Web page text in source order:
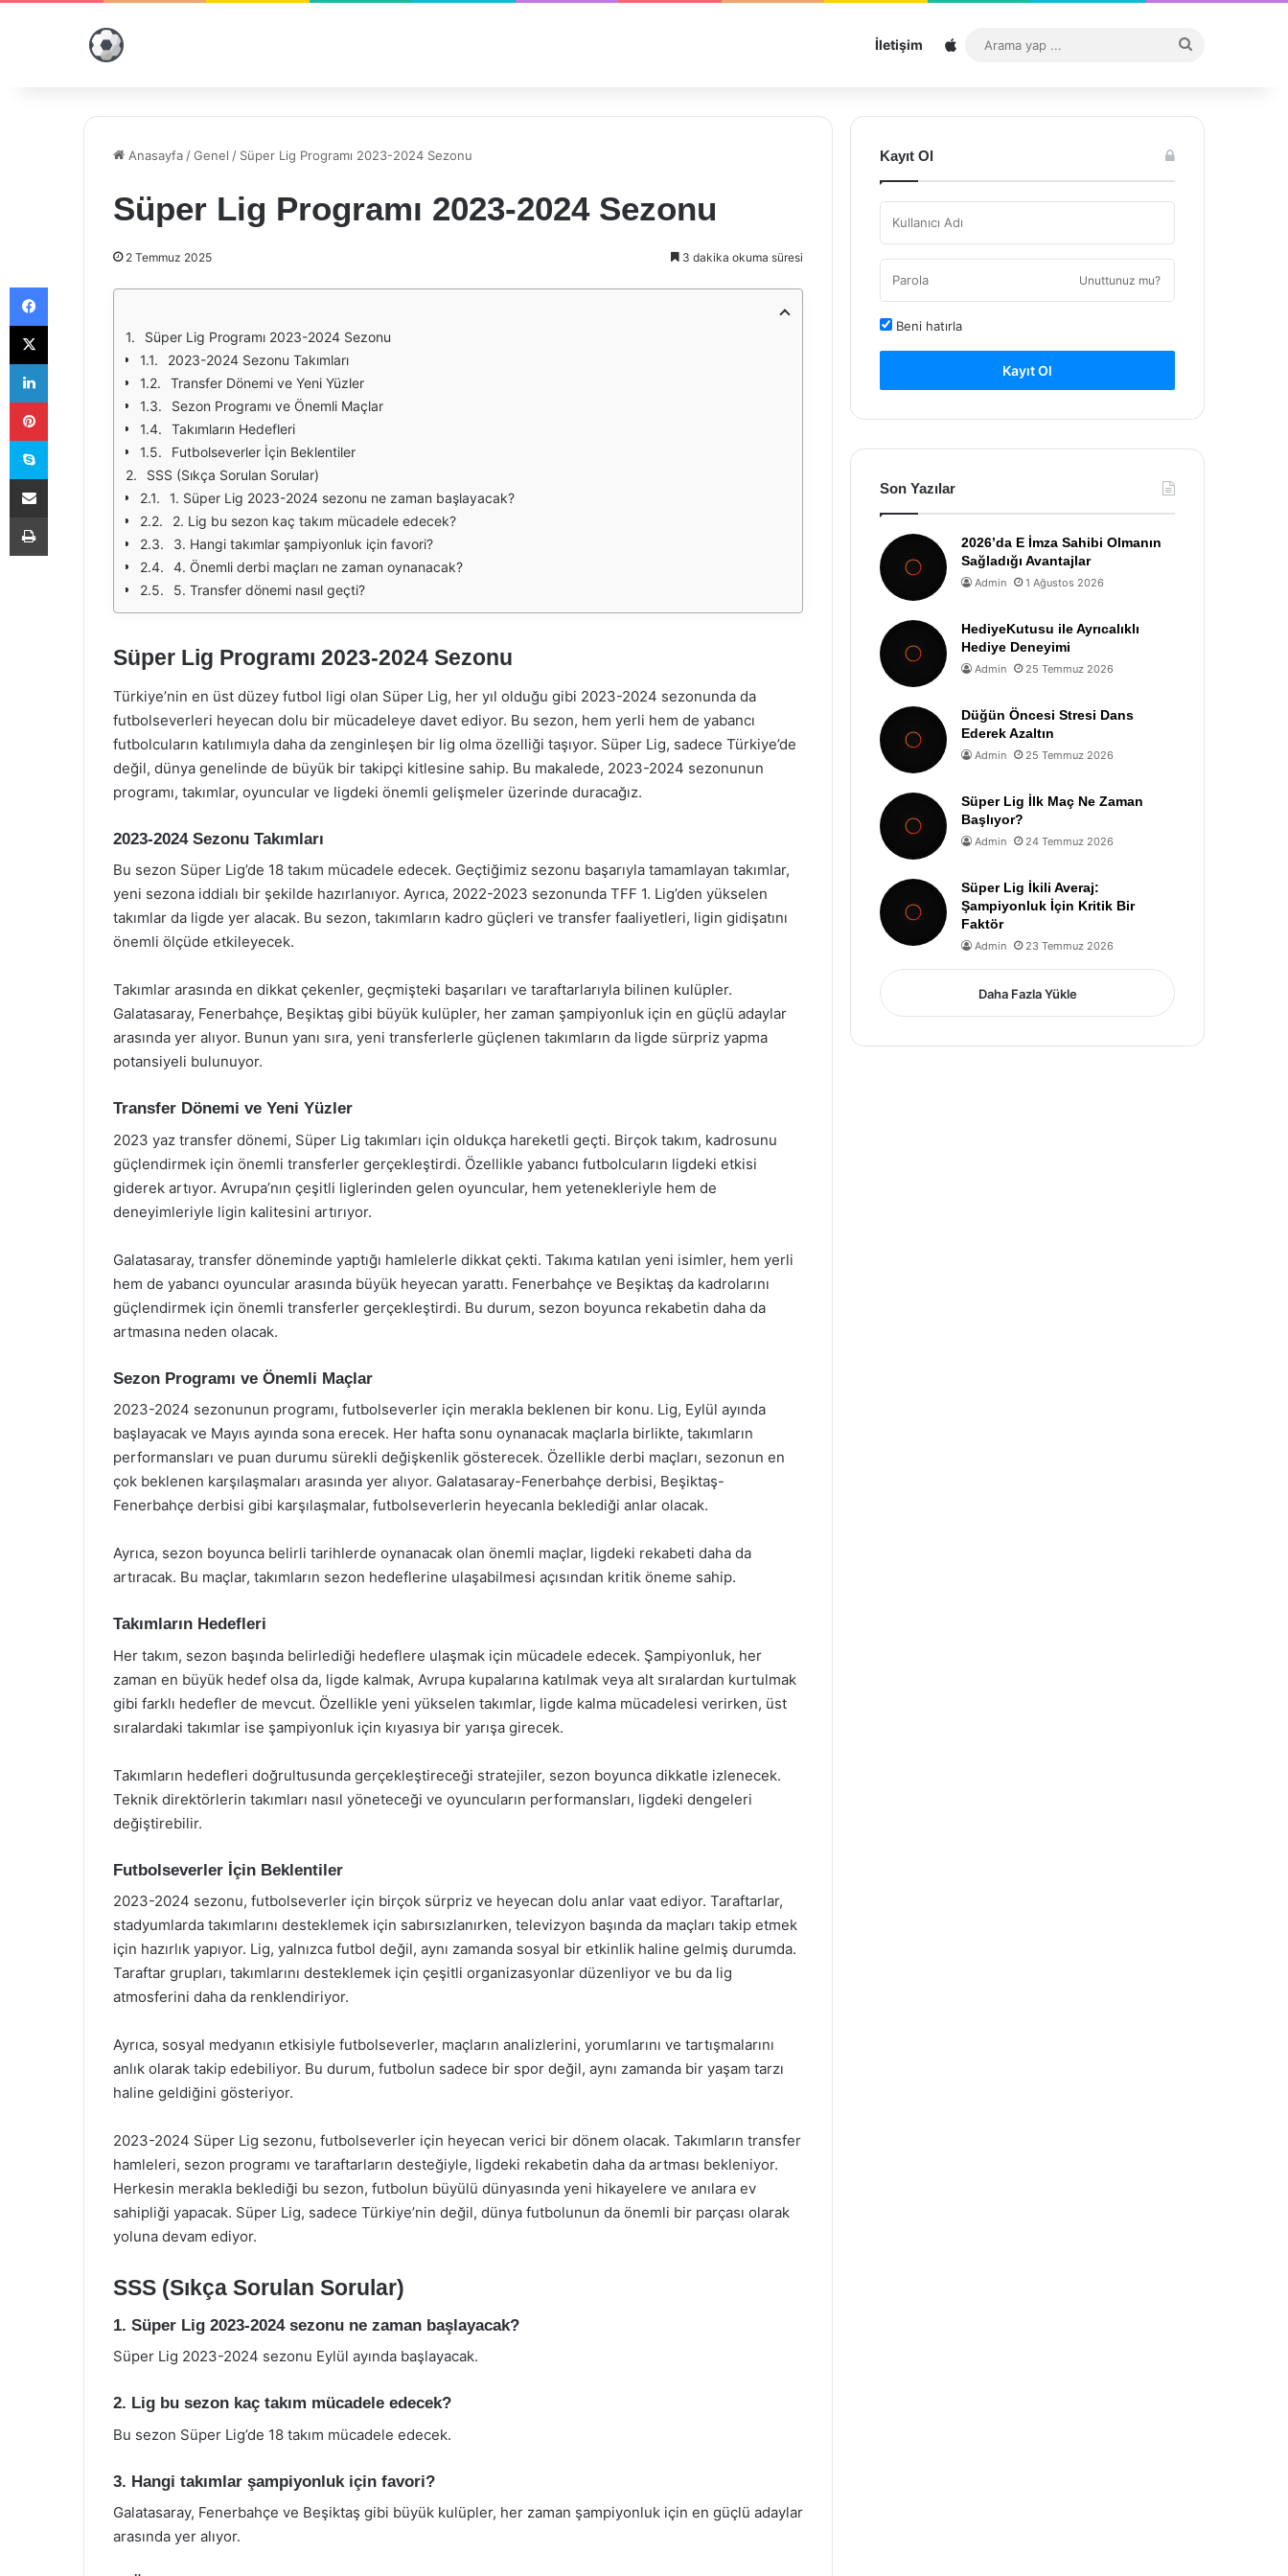
İletişim Sitemap
...
Anasayfa /Genel / Süper Lig Programı 2023-2024 Sezonu
Süper Lig Programı 2023-2024 Sezonu
2 Temmuz 2025 3 dakika okuma süresi
Süper Lig Programı 2023-2024 Sezonu
2023-2024 Sezonu Takımları
Transfer Dönemi ve Yeni Yüzler
Sezon Programı ve Önemli Maçlar
Takımların Hedefleri
Futbolseverler İçin Beklentiler
SSS (Sıkça Sorulan Sorular)
1. Süper Lig 2023-2024 sezonu ne zaman başlayacak?
2. Lig bu sezon kaç takım mücadele edecek?
3. Hangi takımlar şampiyonluk için favori?
4. Önemli derbi maçları ne zaman oynanacak?
5. Transfer dönemi nasıl geçti?
Süper Lig Programı 2023-2024 Sezonu
Türkiye’nin en üst düzey futbol ligi olan Süper Lig, her yıl olduğu gibi 2023-2024 sezonunda da
futbolseverleri heyecan dolu bir mücadeleye davet ediyor. Bu sezon, hem yerli hem de yabancı
futbolcuların katılımıyla daha da zenginleşen bir lig olma özelliği taşıyor. Süper Lig, sadece Türkiye’de
değil, dünya genelinde de büyük bir takipçi kitlesine sahip. Bu makalede, 2023-2024 sezonunun
programı, takımlar, oyuncular ve ligdeki önemli gelişmeler üzerinde duracağız.
2023-2024 Sezonu Takımları
Bu sezon Süper Lig’de 18 takım mücadele edecek. Geçtiğimiz sezonu başarıyla tamamlayan takımlar,
yeni sezona iddialı bir şekilde hazırlanıyor. Ayrıca, 2022-2023 sezonunda TFF 1. Lig’den yükselen
takımlar da ligde yer alacak. Bu sezon, takımların kadro güçleri ve transfer faaliyetleri, ligin gidişatını
önemli ölçüde etkileyecek.
Takımlar arasında en dikkat çekenler, geçmişteki başarıları ve taraftarlarıyla bilinen kulüpler.
Galatasaray, Fenerbahçe, Beşiktaş gibi büyük kulüpler, her zaman şampiyonluk için en güçlü adaylar
arasında yer alıyor. Bunun yanı sıra, yeni transferlerle güçlenen takımların da ligde sürpriz yapma
potansiyeli bulunuyor.
Transfer Dönemi ve Yeni Yüzler
2023 yaz transfer dönemi, Süper Lig takımları için oldukça hareketli geçti. Birçok takım, kadrosunu
güçlendirmek için önemli transferler gerçekleştirdi. Özellikle yabancı futbolcuların ligdeki etkisi
giderek artıyor. Avrupa’nın çeşitli liglerinden gelen oyuncular, hem yetenekleriyle hem de
deneyimleriyle ligin kalitesini artırıyor.
Galatasaray, transfer döneminde yaptığı hamlelerle dikkat çekti. Takıma katılan yeni isimler, hem yerli
hem de yabancı oyuncular arasında büyük heyecan yarattı. Fenerbahçe ve Beşiktaş da kadrolarını
güçlendirmek için önemli transferler gerçekleştirdi. Bu durum, sezon boyunca rekabetin daha da
artmasına neden olacak.
Sezon Programı ve Önemli Maçlar
2023-2024 sezonunun programı, futbolseverler için merakla beklenen bir konu. Lig, Eylül ayında
başlayacak ve Mayıs ayında sona erecek. Her hafta sonu oynanacak maçlarla birlikte, takımların
performansları ve puan durumu sürekli değişkenlik gösterecek. Özellikle derbi maçları, sezonun en
çok beklenen karşılaşmaları arasında yer alıyor. Galatasaray-Fenerbahçe derbisi, Beşiktaş-
Fenerbahçe derbisi gibi karşılaşmalar, futbolseverlerin heyecanla beklediği anlar olacak.
Ayrıca, sezon boyunca belirli tarihlerde oynanacak olan önemli maçlar, ligdeki rekabeti daha da
artıracak. Bu maçlar, takımların sezon hedeflerine ulaşabilmesi açısından kritik öneme sahip.
Takımların Hedefleri
Her takım, sezon başında belirlediği hedeflere ulaşmak için mücadele edecek. Şampiyonluk, her
zaman en büyük hedef olsa da, ligde kalmak, Avrupa kupalarına katılmak veya alt sıralardan kurtulmak
gibi farklı hedefler de mevcut. Özellikle yeni yükselen takımlar, ligde kalma mücadelesi verirken, üst
sıralardaki takımlar ise şampiyonluk için kıyasıya bir yarışa girecek.
Takımların hedefleri doğrultusunda gerçekleştireceği stratejiler, sezon boyunca dikkatle izlenecek.
Teknik direktörlerin takımları nasıl yöneteceği ve oyuncuların performansları, ligdeki dengeleri
değiştirebilir.
Futbolseverler İçin Beklentiler
2023-2024 sezonu, futbolseverler için birçok sürpriz ve heyecan dolu anlar vaat ediyor. Taraftarlar,
stadyumlarda takımlarını desteklemek için sabırsızlanırken, televizyon başında da maçları takip etmek
için hazırlık yapıyor. Lig, yalnızca futbol değil, aynı zamanda sosyal bir etkinlik haline gelmiş durumda.
Taraftar grupları, takımlarını desteklemek için çeşitli organizasyonlar düzenliyor ve bu da lig
atmosferini daha da renklendiriyor.
Ayrıca, sosyal medyanın etkisiyle futbolseverler, maçların analizlerini, yorumlarını ve tartışmalarını
anlık olarak takip edebiliyor. Bu durum, futbolun sadece bir spor değil, aynı zamanda bir yaşam tarzı
haline geldiğini gösteriyor.
2023-2024 Süper Lig sezonu, futbolseverler için heyecan verici bir dönem olacak. Takımların transfer
hamleleri, sezon programı ve taraftarların desteğiyle, ligdeki rekabetin daha da artması bekleniyor.
Herkesin merakla beklediği bu sezon, futbolun büyülü dünyasında yeni hikayelere ve anılara ev
sahipliği yapacak. Süper Lig, sadece Türkiye’nin değil, dünya futbolunun da önemli bir parçası olarak
yoluna devam ediyor.
SSS (Sıkça Sorulan Sorular)
1. Süper Lig 2023-2024 sezonu ne zaman başlayacak?
Süper Lig 2023-2024 sezonu Eylül ayında başlayacak.
2. Lig bu sezon kaç takım mücadele edecek?
Bu sezon Süper Lig’de 18 takım mücadele edecek.
3. Hangi takımlar şampiyonluk için favori?
Galatasaray, Fenerbahçe ve Beşiktaş gibi büyük kulüpler, her zaman şampiyonluk için en güçlü adaylar
arasında yer alıyor.
Kayıt Ol
Unuttunuz mu?
Beni hatırla
Kayıt Ol
Son Yazılar
2026’da E İmza Sahibi Olmanın
Sağladığı Avantajlar
Admin 1 Ağustos 2026
HediyeKutusu ile Ayrıcalıklı
Hediye Deneyimi
Admin 25 Temmuz 2026
Düğün Öncesi Stresi Dans
Ederek Azaltın
Admin 25 Temmuz 2026
Süper Lig İlk Maç Ne Zaman
Başlıyor?
Admin 24 Temmuz 2026
Süper Lig İkili Averaj:
Şampiyonluk İçin Kritik Bir
Faktör
Admin 23 Temmuz 2026
Daha Fazla Yükle
Facebook
X
LinkedIn
Pinterest
Skype
E-Posta ile paylaş